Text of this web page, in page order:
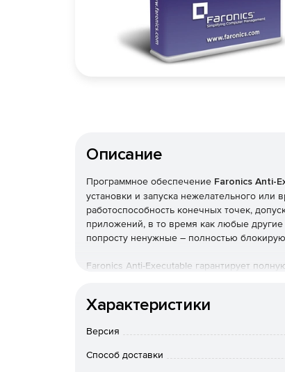
Описание
Программное обеспечение Faronics Anti-
установки и запуска нежелательного или
работоспособность конечных точек,
приложений, в то время как любые
попросту ненужные – полностью
Faronics Anti-Executable гарантирует
Блокирование ненужных программ и
Нежелательные приложения – игры,
приложения для обмена файлами –
продуктивной работе и отвлекающим
Характеристики
Версия
Способ доставки